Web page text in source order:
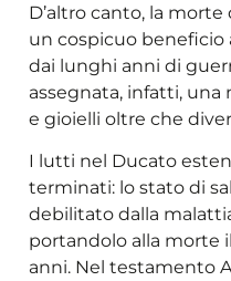
D’altro canto, la
un cospicuo beneficio
dai lunghi anni di
assegnata, infatti,
e gioielli oltre che
I lutti nel Ducato
terminati: lo stato di
debilitato dalla
portandolo alla morte il
anni. Nel testamento